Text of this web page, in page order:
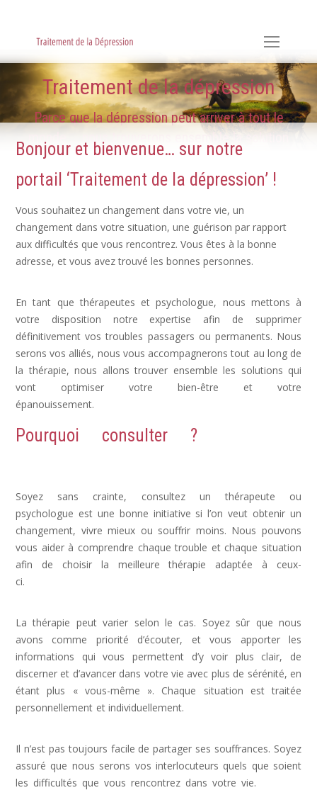
Traitement de la dépression
Parce que la dépression peut arriver à tout le
monde ... nous trouverons ensemble la solution
Bonjour et bienvenue… sur notre
portail ‘Traitement de la dépression’ !
Vous souhaitez un changement dans votre vie, un
changement dans votre situation, une guérison par rapport
aux difficultés que vous rencontrez. Vous êtes à la bonne
adresse, et vous avez trouvé les bonnes personnes.
En tant que thérapeutes et psychologue, nous mettons à
votre disposition notre expertise afin de supprimer
définitivement vos troubles passagers ou permanents. Nous
serons vos alliés, nous vous accompagnerons tout au long de
la thérapie, nous allons trouver ensemble les solutions qui
vont optimiser votre bien-être et votre
épanouissement.
Pourquoi consulter ?
Soyez sans crainte, consultez un thérapeute ou
psychologue est une bonne initiative si l’on veut obtenir un
changement, vivre mieux ou souffrir moins. Nous pouvons
vous aider à comprendre chaque trouble et chaque situation
afin de choisir la meilleure thérapie adaptée à ceux-
ci.
La thérapie peut varier selon le cas. Soyez sûr que nous
avons comme priorité d’écouter, et vous apporter les
informations qui vous permettent d’y voir plus clair, de
discerner et d’avancer dans votre vie avec plus de sérénité, en
étant plus « vous-même ». Chaque situation est traitée
personnellement et individuellement.
Il n’est pas toujours facile de partager ses souffrances. Soyez
assuré que nous serons vos interlocuteurs quels que soient
les difficultés que vous rencontrez dans votre vie.